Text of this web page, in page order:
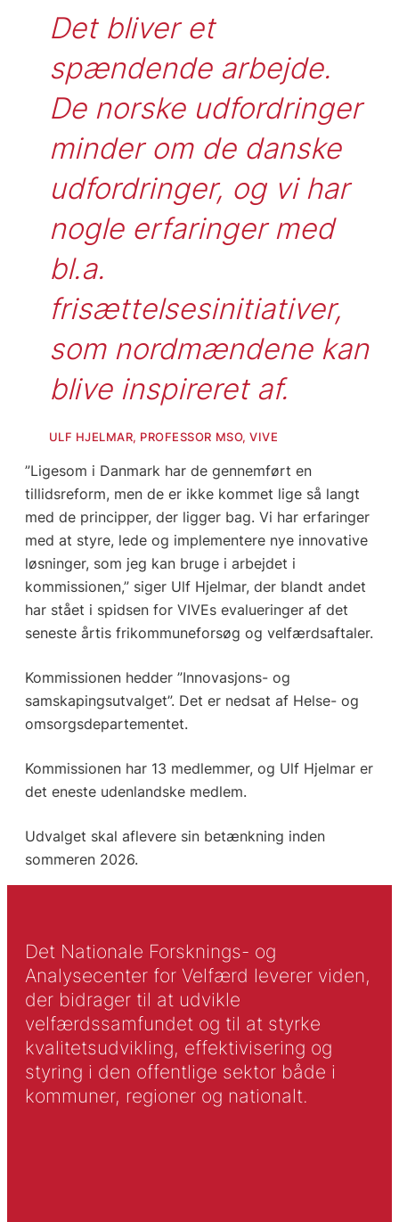
Det bliver et
spændende arbejde.
De norske udfordringer
minder om de danske
udfordringer, og vi har
nogle erfaringer med
bl.a.
frisættelsesinitiativer,
som nordmændene kan
blive inspireret af.
ULF HJELMAR, PROFESSOR MSO, VIVE
”Ligesom i Danmark har de gennemført en
tillidsreform, men de er ikke kommet lige så langt
med de principper, der ligger bag. Vi har erfaringer
med at styre, lede og implementere nye innovative
løsninger, som jeg kan bruge i arbejdet i
kommissionen,” siger Ulf Hjelmar, der blandt andet
har stået i spidsen for VIVEs evalueringer af det
seneste årtis frikommuneforsøg og velfærdsaftaler.
Kommissionen hedder ”Innovasjons- og
samskapingsutvalget”. Det er nedsat af Helse- og
omsorgsdepartementet.
Kommissionen har 13 medlemmer, og Ulf Hjelmar er
det eneste udenlandske medlem.
Udvalget skal aflevere sin betænkning inden
sommeren 2026.
Det Nationale Forsknings- og
Analysecenter for Velfærd leverer viden,
der bidrager til at udvikle
velfærdssamfundet og til at styrke
kvalitetsudvikling, effektivisering og
styring i den offentlige sektor både i
kommuner, regioner og nationalt.